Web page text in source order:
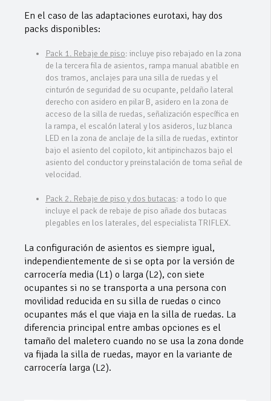
En el caso de las adaptaciones eurotaxi, hay dos
packs disponibles:
Pack 1. Rebaje de piso: incluye piso rebajado en la zona
de la tercera fila de asientos, rampa manual abatible en
dos tramos, anclajes para una silla de ruedas y el
cinturón de seguridad de su ocupante, peldaño lateral
derecho con asidero en pilar B, asidero en la zona de
acceso de la silla de ruedas, señalización específica en
la rampa, el escalón lateral y los asideros, luz blanca
LED en la zona de anclaje de la silla de ruedas, extintor
bajo el asiento del copiloto, kit antipinchazos bajo el
asiento del conductor y preinstalación de toma señal de
velocidad.
Pack 2. Rebaje de piso y dos butacas: a todo lo que
incluye el pack de rebaje de piso añade dos butacas
plegables en los laterales, del especialista TRIFLEX.
La configuración de asientos es siempre igual,
independientemente de si se opta por la versión de
carrocería media (L1) o larga (L2), con siete
ocupantes si no se transporta a una persona con
movilidad reducida en su silla de ruedas o cinco
ocupantes más el que viaja en la silla de ruedas. La
diferencia principal entre ambas opciones es el
tamaño del maletero cuando no se usa la zona donde
va fijada la silla de ruedas, mayor en la variante de
carrocería larga (L2).